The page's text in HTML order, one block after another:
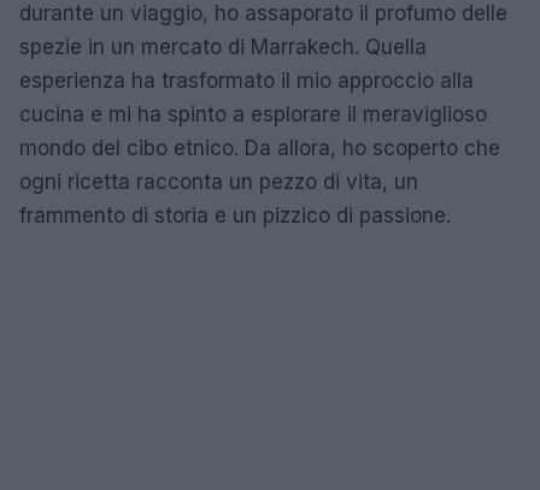
durante un viaggio, ho assaporato il profumo delle
spezie in un mercato di Marrakech. Quella
esperienza ha trasformato il mio approccio alla
cucina e mi ha spinto a esplorare il meraviglioso
mondo del cibo etnico. Da allora, ho scoperto che
ogni ricetta racconta un pezzo di vita, un
frammento di storia e un pizzico di passione.